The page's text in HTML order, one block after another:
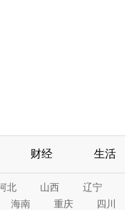
财经 生活
北 山西 辽宁
海南 重庆 四川